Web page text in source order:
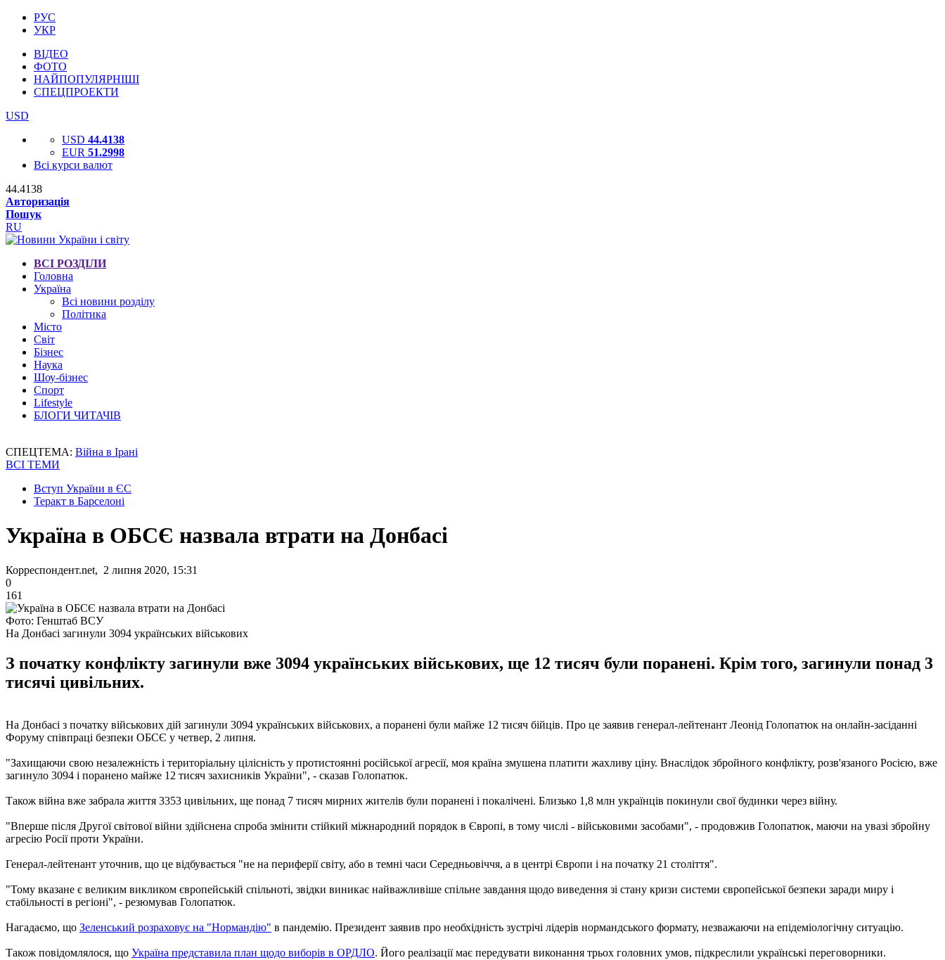
РУС
УКР
ВІДЕО
ФОТО
НАЙПОПУЛЯРНІШІ
СПЕЦПРОЕКТИ
USD
USD 44.4138
EUR 51.2998
Всі курси валют
44.4138
Авторизація
Пошук
RU
ВСІ РОЗДІЛИ
Головна
Україна
Всі новини розділу
Політика
Місто
Світ
Бізнес
Наука
Шоу-бізнес
Спорт
Lifestyle
БЛОГИ ЧИТАЧІВ
СПЕЦТЕМА: Війна в Ірані
ВСІ ТЕМИ
Вступ України в ЄС
Теракт в Барселоні
Україна в ОБСЄ назвала втрати на Донбасі
Корреспондент.net, 2 липня 2020, 15:31
0
161
Фото: Генштаб ВСУ
На Донбасі загинули 3094 українських військових
З початку конфлікту загинули вже 3094 українських військових, ще 12 тисяч були поранені. Крім того, загинули понад 3
тисячі цивільних.
На Донбасі з початку військових дій загинули 3094 українських військових, а поранені були майже 12 тисяч бійців. Про це заявив генерал-лейтенант Леонід Голопатюк на онлайн-засіданні
Форуму співпраці безпеки ОБСЄ у четвер, 2 липня.
"Захищаючи свою незалежність і територіальну цілісність у протистоянні російської агресії, моя країна змушена платити жахливу ціну. Внаслідок збройного конфлікту, розв'язаного Росією, вже
загинуло 3094 і поранено майже 12 тисяч захисників України", - сказав Голопатюк.
Також війна вже забрала життя 3353 цивільних, ще понад 7 тисяч мирних жителів були поранені і покалічені. Близько 1,8 млн українців покинули свої будинки через війну.
"Вперше після Другої світової війни здійснена спроба змінити стійкий міжнародний порядок в Європі, в тому числі - військовими засобами", - продовжив Голопатюк, маючи на увазі збройну
агресію Росії проти України.
Генерал-лейтенант уточнив, що це відбувається "не на периферії світу, або в темні часи Середньовіччя, а в центрі Європи і на початку 21 століття".
"Тому вказане є великим викликом європейській спільноті, звідки виникає найважливіше спільне завдання щодо виведення зі стану кризи системи європейської безпеки заради миру і
стабільності в регіоні", - резюмував Голопатюк.
Нагадаємо, що Зеленський розраховує на "Нормандію" в пандемію. Президент заявив про необхідність зустрічі лідерів нормандського формату, незважаючи на епідеміологічну ситуацію.
Також повідомлялося, що Україна представила план щодо виборів в ОРДЛО. Його реалізації має передувати виконання трьох головних умов, підкреслили українські переговорники.